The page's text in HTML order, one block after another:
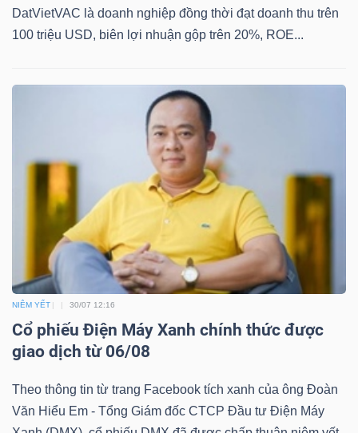
DatVietVAC là doanh nghiệp đồng thời đạt doanh thu trên
100 triệu USD, biên lợi nhuận gộp trên 20%, ROE...
NIÊM YẾT 30/07 12:16
Cổ phiếu Điện Máy Xanh chính thức được
giao dịch từ 06/08
Theo thông tin từ trang Facebook tích xanh của ông Đoàn
Văn Hiểu Em - Tổng Giám đốc CTCP Đầu tư Điện Máy
TIỆN
ĐỘNG
SẢN